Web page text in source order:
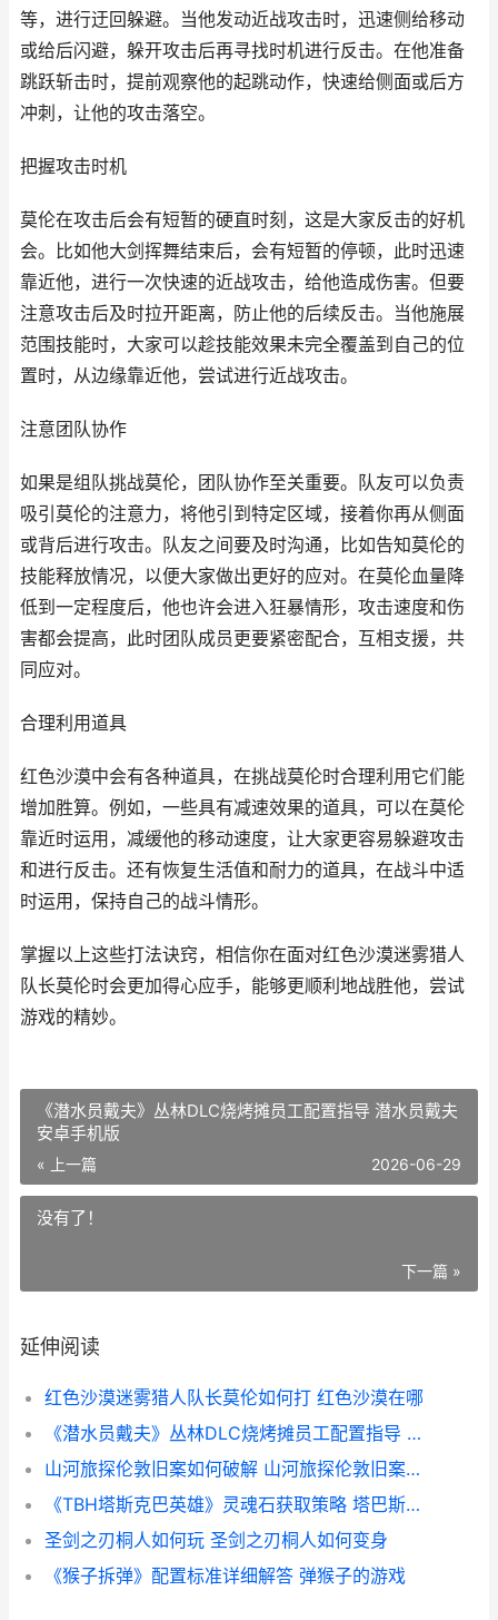
等，进行迂回躲避。当他发动近战攻击时，迅速侧给移动
或给后闪避，躲开攻击后再寻找时机进行反击。在他准备
跳跃斩击时，提前观察他的起跳动作，快速给侧面或后方
冲刺，让他的攻击落空。
把握攻击时机
莫伦在攻击后会有短暂的硬直时刻，这是大家反击的好机
会。比如他大剑挥舞结束后，会有短暂的停顿，此时迅速
靠近他，进行一次快速的近战攻击，给他造成伤害。但要
注意攻击后及时拉开距离，防止他的后续反击。当他施展
范围技能时，大家可以趁技能效果未完全覆盖到自己的位
置时，从边缘靠近他，尝试进行近战攻击。
注意团队协作
如果是组队挑战莫伦，团队协作至关重要。队友可以负责
吸引莫伦的注意力，将他引到特定区域，接着你再从侧面
或背后进行攻击。队友之间要及时沟通，比如告知莫伦的
技能释放情况，以便大家做出更好的应对。在莫伦血量降
低到一定程度后，他也许会进入狂暴情形，攻击速度和伤
害都会提高，此时团队成员更要紧密配合，互相支援，共
同应对。
合理利用道具
红色沙漠中会有各种道具，在挑战莫伦时合理利用它们能
增加胜算。例如，一些具有减速效果的道具，可以在莫伦
靠近时运用，减缓他的移动速度，让大家更容易躲避攻击
和进行反击。还有恢复生活值和耐力的道具，在战斗中适
时运用，保持自己的战斗情形。
掌握以上这些打法诀窍，相信你在面对红色沙漠迷雾猎人
队长莫伦时会更加得心应手，能够更顺利地战胜他，尝试
游戏的精妙。
《潜水员戴夫》丛林DLC烧烤摊员工配置指导 潜水员戴夫
安卓手机版
« 上一篇 2026-06-29
没有了！
下一篇 »
延伸阅读
红色沙漠迷雾猎人队长莫伦如何打 红色沙漠在哪
《潜水员戴夫》丛林DLC烧烤摊员工配置指导 潜水员戴夫安卓手机版
山河旅探伦敦旧案如何破解 山河旅探伦敦旧案卡住了
《TBH塔斯克巴英雄》灵魂石获取策略 塔巴斯是什么意思
圣剑之刃桐人如何玩 圣剑之刃桐人如何变身
《猴子拆弹》配置标准详细解答 弹猴子的游戏